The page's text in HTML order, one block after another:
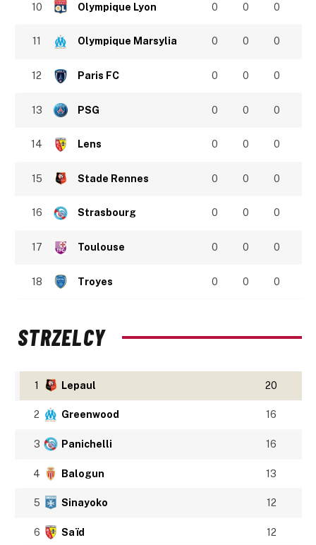
10 Olympique Lyon 0 0 0
11 Olympique Marsylia 0 0 0
12 Paris FC 0 0 0
13 PSG 0 0 0
14 Lens 0 0 0
15 Stade Rennes 0 0 0
16 Strasbourg 0 0 0
17 Toulouse 0 0 0
18 Troyes 0 0 0
STRZELCY
1 Lepaul 20
2 Greenwood 16
3 Panichelli 16
4 Balogun 13
5 Sinayoko 12
6 Saïd 12